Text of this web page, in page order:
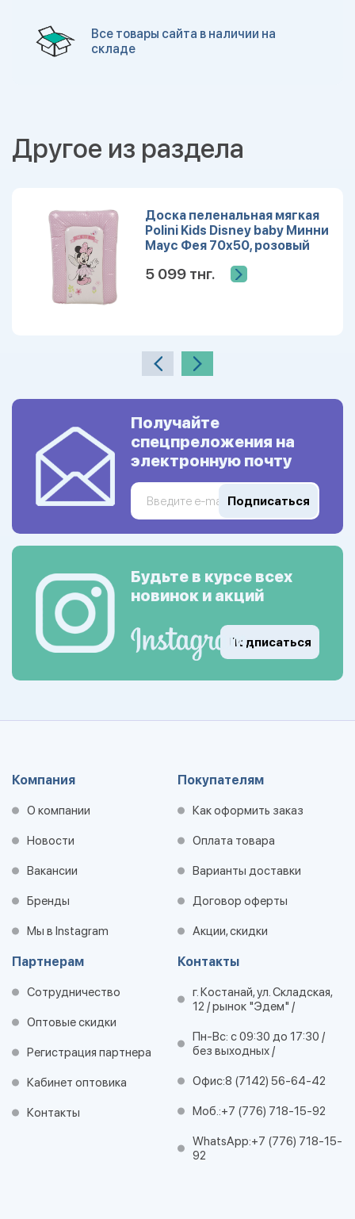
Все товары сайта в наличии на
складе
Другое из раздела
Доска пеленальная мягкая
Polini Kids Disney baby Минни
Маус Фея 70х50, розовый
5 099 тнг.
Получайте
спецпреложения на
электронную почту
Подписаться
Будьте в курсе всех
новинок и акций
Подписаться
Компания
О компании
Новости
Вакансии
Бренды
Мы в Instagram
Покупателям
Как оформить заказ
Оплата товара
Варианты доставки
Договор оферты
Акции, скидки
Партнерам
Сотрудничество
Оптовые скидки
Регистрация партнера
Кабинет оптовика
Контакты
Контакты
г. Костанай, ул. Складская,
12 / рынок "Эдем" /
Пн-Вс: с 09:30 до 17:30 /
без выходных /
Офис:8 (7142) 56-64-42
Моб.:+7 (776) 718-15-92
WhatsApp:+7 (776) 718-15-
92